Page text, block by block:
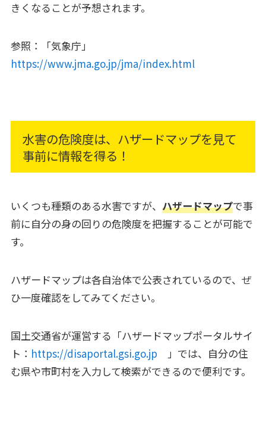
きくなることが予想されます。
参照：「気象庁」
https://www.jma.go.jp/jma/index.html
水害の危険度は、ハザードマップを見て
事前に情報を得る！
いくつも種類のある水害ですが、 ハザードマップで事
前に自分の身の回りの危険度を把握することが可能で
す。
ハザードマップは各自治体で公表されているので、ぜ
ひ一度確認をしてみてください。
国土交通省が運営する「ハザードマップポータルサイ
ト： ​​​​https://disaportal.gsi.go.jp ​​​​​​」では、自分の住
む県や市町村を入力して検索ができるので便利です。